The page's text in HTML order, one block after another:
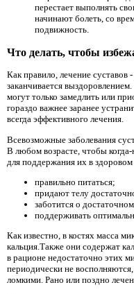
перестает выполнять
начинают болеть, со
подвижность.
Что делать, чтобы
Как правило, лечение суставов
заканчивается
могут только замедлить или
гораздо важнее заранее
всегда эффективного лечения.
Всевозможные заболевания
В любом возрасте, чтобы когда-
для поддержания их в
правильно питаться;
придают телу
заботится о
поддерживать
Как известно, в костях масса
кальция.Также они содержат
в рационе недостаточно этих
периодически не
ломкими. Рано или поздно